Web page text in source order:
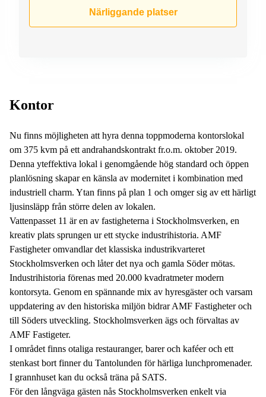
Närliggande platser
Kontor
Nu finns möjligheten att hyra denna toppmoderna kontorslokal
om 375 kvm på ett andrahandskontrakt fr.o.m. oktober 2019.
Denna yteffektiva lokal i genomgående hög standard och öppen
planlösning skapar en känsla av modernitet i kombination med
industriell charm. Ytan finns på plan 1 och omger sig av ett härligt
ljusinsläpp från större delen av lokalen.
Vattenpasset 11 är en av fastigheterna i Stockholmsverken, en
kreativ plats sprungen ur ett stycke industrihistoria. AMF
Fastigheter omvandlar det klassiska industrikvarteret
Stockholmsverken och låter det nya och gamla Söder mötas.
Industrihistoria förenas med 20.000 kvadratmeter modern
kontorsyta. Genom en spännande mix av hyresgäster och varsam
uppdatering av den historiska miljön bidrar AMF Fastigheter och
till Söders utveckling. Stockholmsverken ägs och förvaltas av
AMF Fastigeter.
I området finns otaliga restauranger, barer och kaféer och ett
stenkast bort finner du Tantolunden för härliga lunchpromenader.
I grannhuset kan du också träna på SATS.
För den långväga gästen nås Stockholmsverken enkelt via